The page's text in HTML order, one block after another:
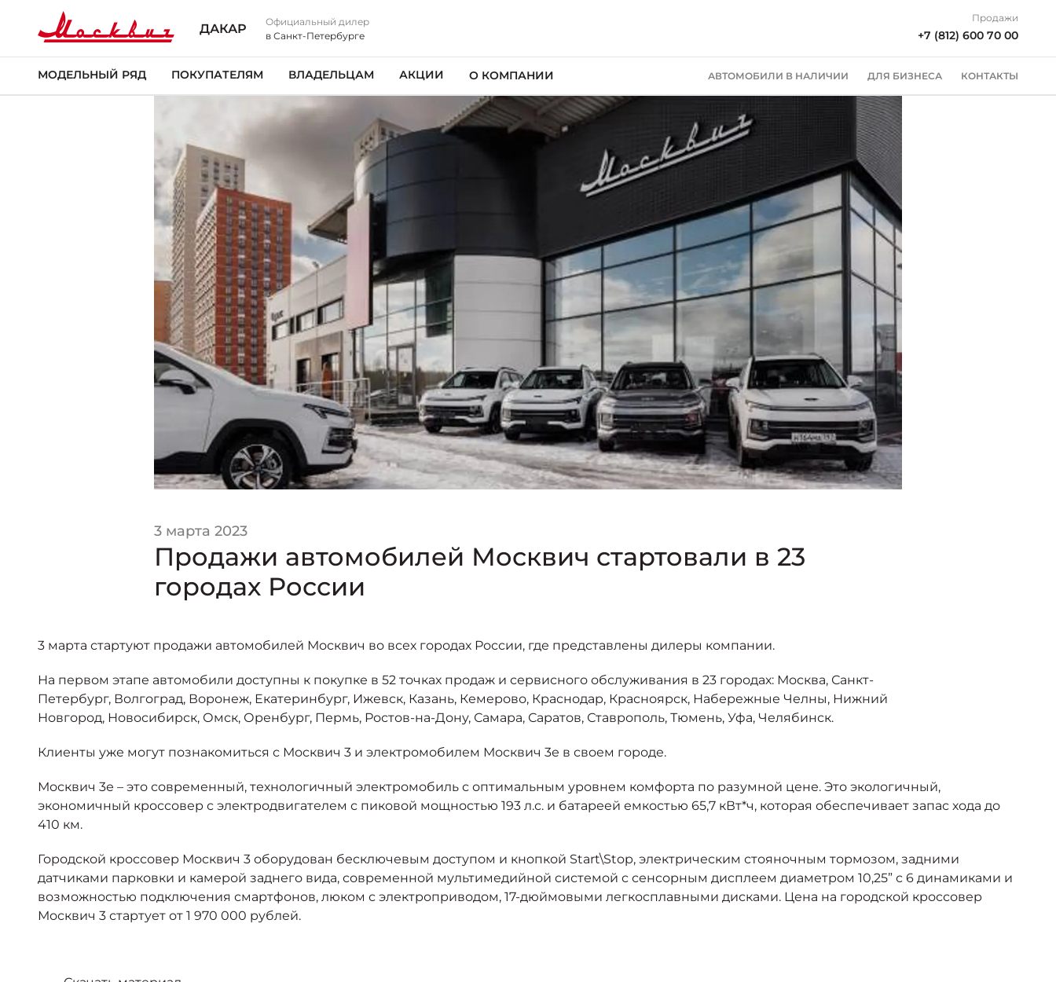
ДАКАР
Официальный дилер
в Санкт-Петербурге
Продажи
+7 (812) 600 70 00
МОДЕЛЬНЫЙ РЯД ПОКУПАТЕЛЯМ ВЛАДЕЛЬЦАМ АКЦИИ О КОМПАНИИ АВТОМОБИЛИ В НАЛИЧИИ ДЛЯ БИЗНЕСА КОНТАКТЫ
3 марта 2023
Продажи автомобилей Москвич стартовали в 23
городах России
3 марта стартуют продажи автомобилей Москвич во всех городах России, где представлены дилеры компании.
На первом этапе автомобили доступны к покупке в 52 точках продаж и сервисного обслуживания в 23 городах: Москва, Санкт-
Петербург, Волгоград, Воронеж, Екатеринбург, Ижевск, Казань, Кемерово, Краснодар, Красноярск, Набережные Челны, Нижний
Новгород, Новосибирск, Омск, Оренбург, Пермь, Ростов-на-Дону, Самара, Саратов, Ставрополь, Тюмень, Уфа, Челябинск.
Клиенты уже могут познакомиться с Москвич 3 и электромобилем Москвич 3е в своем городе.
Москвич 3е – это современный, технологичный электромобиль с оптимальным уровнем комфорта по разумной цене. Это экологичный,
экономичный кроссовер с электродвигателем с пиковой мощностью 193 л.с. и батареей емкостью 65,7 кВт*ч, которая обеспечивает запас хода до
410 км.
Городской кроссовер Москвич 3 оборудован бесключевым доступом и кнопкой Start\Stop, электрическим стояночным тормозом, задними
датчиками парковки и камерой заднего вида, современной мультимедийной системой с сенсорным дисплеем диаметром 10,25” с 6 динамиками и
возможностью подключения смартфонов, люком с электроприводом, 17-дюймовыми легкосплавными дисками. Цена на городской кроссовер
Москвич 3 стартует от 1 970 000 рублей.